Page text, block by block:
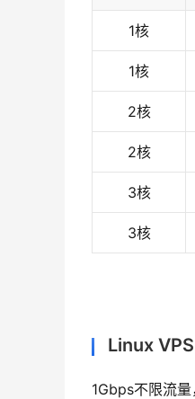
1核
1核
2核
2核
3核
3核
Linux VPS
1Gbps不限流量